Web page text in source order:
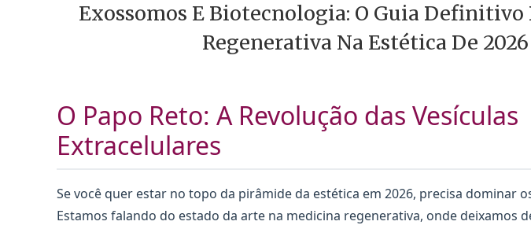
Exossomos E Biotecnologia: O Guia
Regenerativa Na Estética De 2026
O Papo Reto: A Revolução das Vesículas
Extracelulares
Se você quer estar no topo da pirâmide da estética em 2026, precisa dominar
Estamos falando do estado da arte na medicina regenerativa, onde deixamos